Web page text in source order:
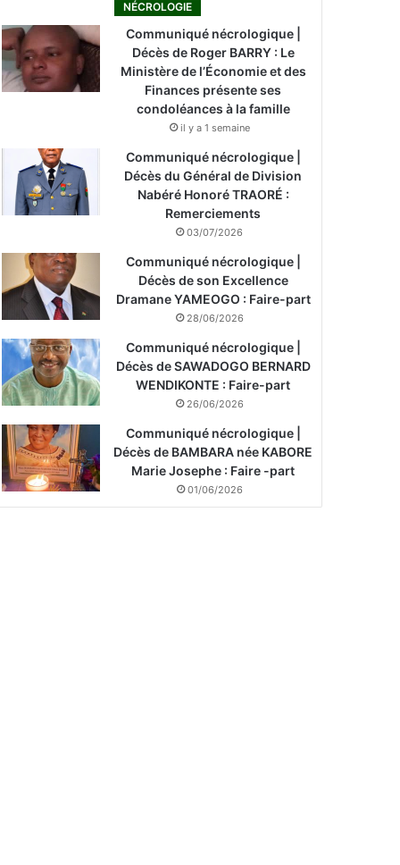
NÉCROLOGIE
Communiqué nécrologique |
Décès de Roger BARRY : Le
Ministère de l’Économie et des
Finances présente ses
condoléances à la famille
il y a 1 semaine
Communiqué nécrologique |
Décès du Général de Division
Nabéré Honoré TRAORÉ :
Remerciements
03/07/2026
Communiqué nécrologique |
Décès de son Excellence
Dramane YAMEOGO : Faire-part
28/06/2026
Communiqué nécrologique |
Décès de SAWADOGO BERNARD
WENDIKONTE : Faire-part
26/06/2026
Communiqué nécrologique |
Décès de BAMBARA née KABORE
Marie Josephe : Faire -part
01/06/2026